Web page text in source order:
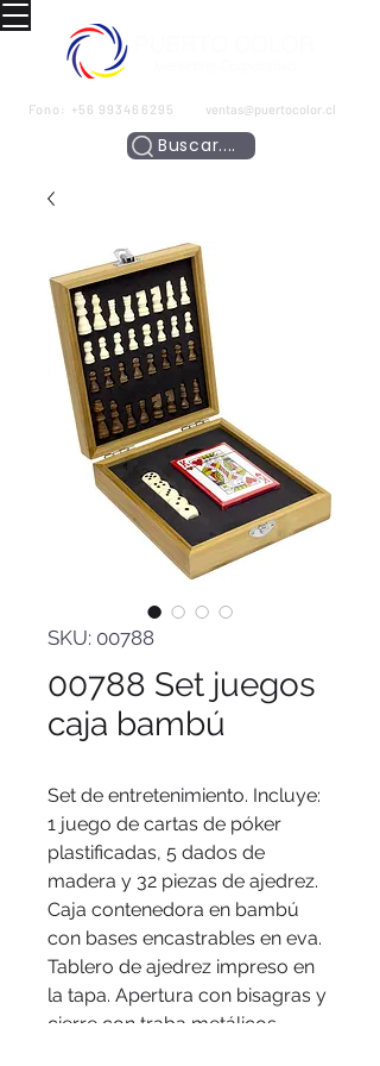
Fono: +56 993466295 ventas@puertocolor.cl
Buscar....
SKU: 00788
00788 Set juegos
caja bambú
Set de entretenimiento. Incluye:
1 juego de cartas de póker
plastificadas, 5 dados de
madera y 32 piezas de ajedrez.
Caja contenedora en bambú
con bases encastrables en eva.
Tablero de ajedrez impreso en
la tapa. Apertura con bisagras y
cierre con traba metálicos.